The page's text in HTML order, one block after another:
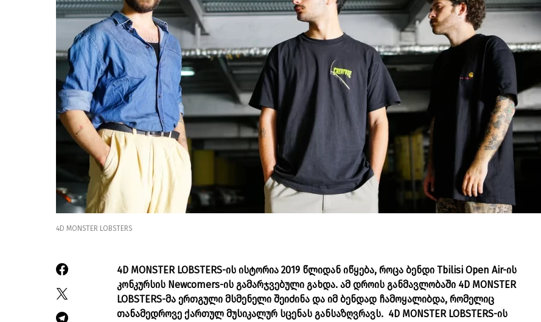
4D MONSTER LOBSTERS
4D MONSTER LOBSTERS-ის ისტორია 2019 წლიდან იწყება, როცა ბენდი Tbilisi Open Air-ის
კონკურსის Newcomers-ის გამარჯვებული გახდა. ამ დროის განმავლობაში 4D MONSTER
LOBSTERS-მა ერთგული მსმენელი შეიძინა და იმ ბენდად ჩამოყალიბდა, რომელიც
თანამედროვე ქართულ მუსიკალურ სცენას განსაზღვრავს. 4D MONSTER LOBSTERS-ის